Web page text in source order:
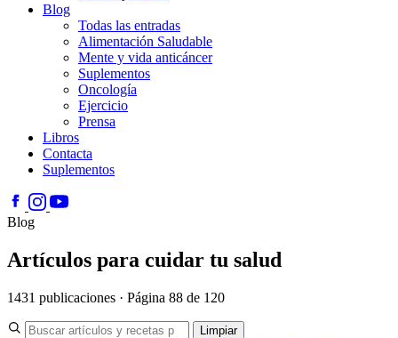
Blog
Todas las entradas
Alimentación Saludable
Mente y vida anticáncer
Suplementos
Oncología
Ejercicio
Prensa
Libros
Contacta
Suplementos
Blog
Artículos para cuidar tu salud
1431 publicaciones · Página 88 de 120
Limpiar